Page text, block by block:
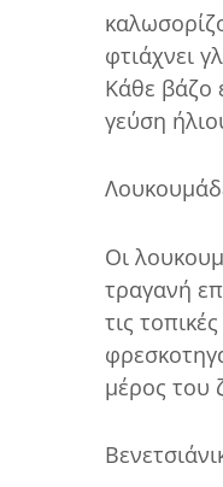
φτιάχνει
Κάθε βάζο
γεύση
Οι
τραγανή
τις
μέρος του